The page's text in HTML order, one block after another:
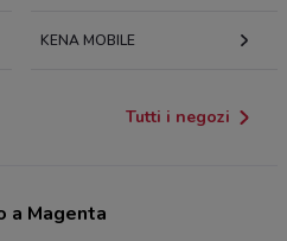
KENA MOBILE
Tutti i negozi
a Magenta